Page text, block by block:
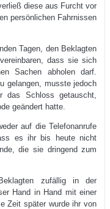
diese aus Furcht vor
persönlichen Fahrnissen
Tagen, den Beklagten
dass sie sich
Sachen abholen darf.
gelangen, musste jedoch
Schloss getauscht,
geändert hatte.
auf die Telefonanrufe
es ihr bis heute nicht
die sie dringend zum
zufällig in der
Hand in Hand mit einer
Zeit später wurde ihr von